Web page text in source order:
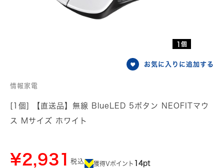
1個
お気に入りに追加する
情報家電
[1個] 【直送品】無線 BlueLED 5ボタン NEOFITマウ
ス Mサイズ ホワイト
¥2,931 税込 獲得Vポイント 14pt